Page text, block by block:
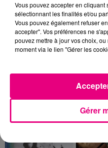
LE TOP
1 2
Vous pouvez accepter en cliquant
sélectionnant les finalités et/ou
Vous pouvez également refuser
accepter". Vos préférences ne
pouvez mettre à jour vos choix,
moment via le lien "Gérer les
Gérer